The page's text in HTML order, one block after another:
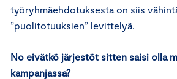
työryhmäehdotuksesta on siis
”puolitotuuksien” levittelyä.
No eivätkö järjestöt sitten saisi olla
kampanjassa?